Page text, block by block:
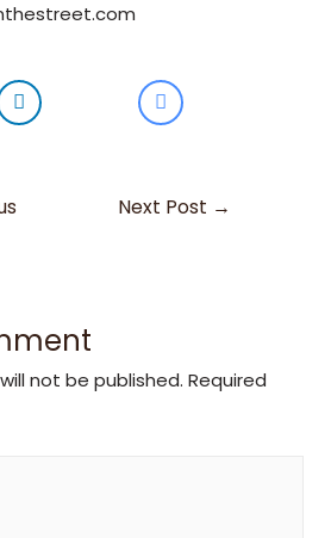
Next Post →
not be published. Required